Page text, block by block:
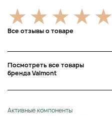
Все отзывы о товаре
Посмотреть все товары
бренда Valmont
Активные компоненты